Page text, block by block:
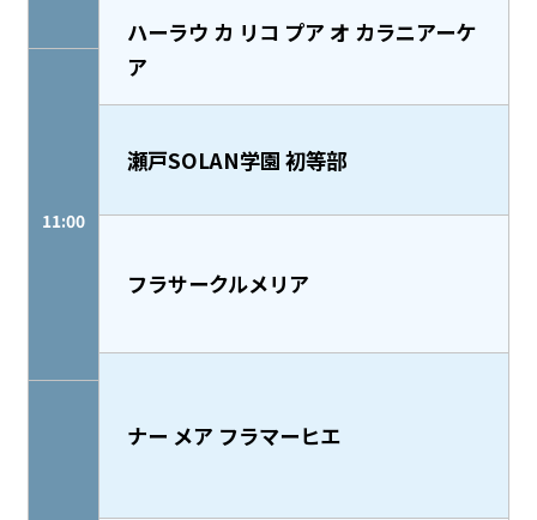
11:00
ハーラウ カ リコ プア オ カラニアーケ
ア
瀬戸SOLAN学園 初等部
フラサークルメリア
ナー メア フラマーヒエ